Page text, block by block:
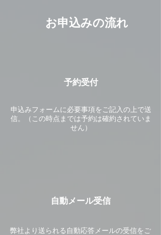
お申込みの流れ
予約受付
申込みフォームに必要事項をご記入の上で送
信。（この時点までは予約は確約されていま
せん）
​自動メール受信
弊社より送られる自動応答メールの受信をご